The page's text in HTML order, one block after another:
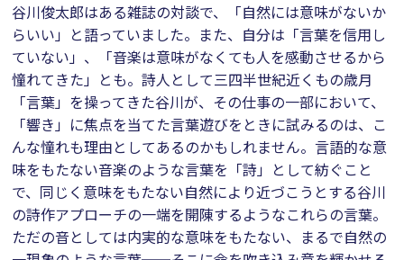
谷川俊太郎はある雑誌の対談で、「自然には意味がないか
らいい」と語っていました。また、自分は「言葉を信用し
ていない」、「音楽は意味がなくても人を感動させるから
憧れてきた」とも。詩人として三四半世紀近くもの歳月
「言葉」を操ってきた谷川が、その仕事の一部において、
「響き」に焦点を当てた言葉遊びをときに試みるのは、こ
んな憧れも理由としてあるのかもしれません。言語的な意
味をもたない音楽のような言葉を「詩」として紡ぐこと
で、同じく意味をもたない自然により近づこうとする谷川
の詩作アプローチの一端を開陳するようなこれらの言葉。
ただの音としては内実的な意味をもたない、まるで自然の